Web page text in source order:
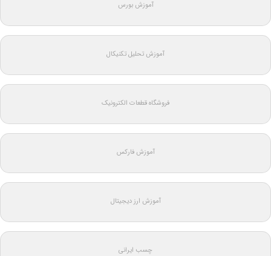
آموزش بورس
آموزش تحلیل تکنیکال
فروشگاه قطعات الکترونیک
آموزش فارکس
آموزش ارز دیجیتال
چسب ایرانی